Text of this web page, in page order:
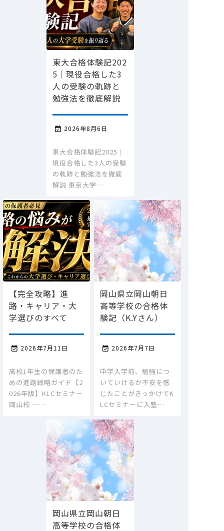
東大合格体験記202
5｜現役合格した3
人の受験の軌跡と
勉強法を徹底解説
 2026年8月6日
東大合格体験記2025｜
現役合格した3人の受験
の軌跡と勉強法を徹底
解説 東京大学…
【完全攻略】進
路・キャリア・大
学選びのすべて
 2026年7月11日
高校1年生の保護者のた
めの進路戦略ガイド【2
026年版】KLCセミナー
岡山校 ―…
岡山県立岡山朝日
高等学校の合格体
験記（K.Yさん）
 2026年7月7日
中学入学前、勉強につ
いていけるか不安を感
じたことがきっかけでK
LCセミナーに入塾…
岡山県立岡山朝日
高等学校の合格体